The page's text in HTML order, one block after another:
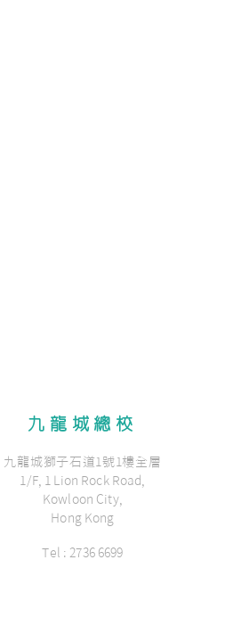
九龍城總校
九龍城獅子石道1號1樓全層
1/F, 1 Lion Rock Road,
Kowloon City,
Hong Kong
Tel : 2736 6699